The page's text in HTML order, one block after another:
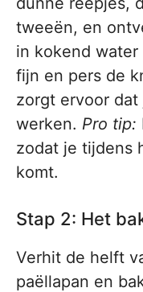
tweeën, en
in kokend
fijn en pers de
zorgt ervoor
werken. Pro tip:
zodat je tijdens
komt.
Stap 2: Het
Verhit de helft
paëllapan en